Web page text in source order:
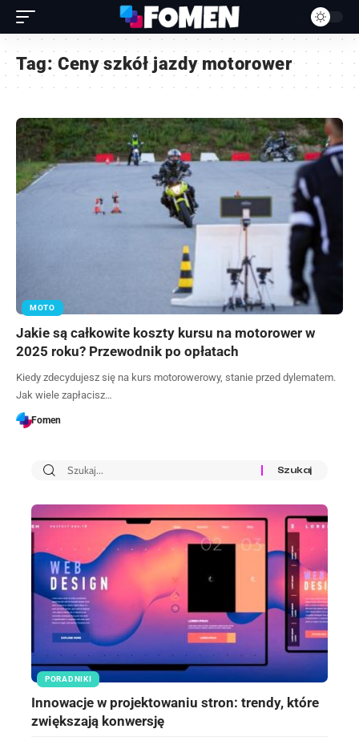
Tag:Ceny szkół jazdy motorower
MOTO
Jakie są całkowite koszty kursu na motorower w
2025 roku? Przewodnik po opłatach
Kiedy zdecydujesz się na kurs motorowerowy, stanie przed dylematem.
Jak wiele zapłacisz…
Fomen
PORADNIKI
Innowacje w projektowaniu stron: trendy, które
zwiększają konwersję